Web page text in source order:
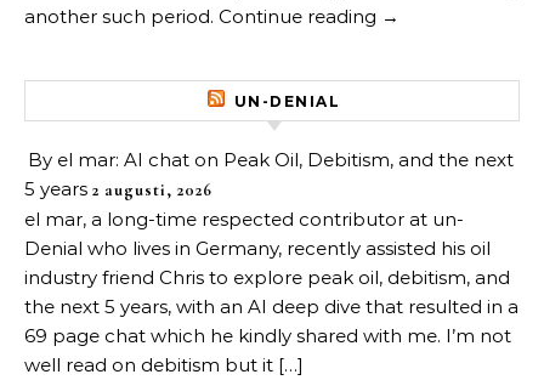
another such period. Continue reading →
UN-DENIAL
By el mar: AI chat on Peak Oil, Debitism, and the next
5 years 2 augusti, 2026
el mar, a long-time respected contributor at un-
Denial who lives in Germany, recently assisted his oil
industry friend Chris to explore peak oil, debitism, and
the next 5 years, with an AI deep dive that resulted in a
69 page chat which he kindly shared with me. I’m not
well read on debitism but it […]